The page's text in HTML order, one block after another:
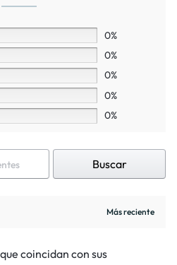
0%
0%
0%
0%
0%
Buscar
coincidan con sus